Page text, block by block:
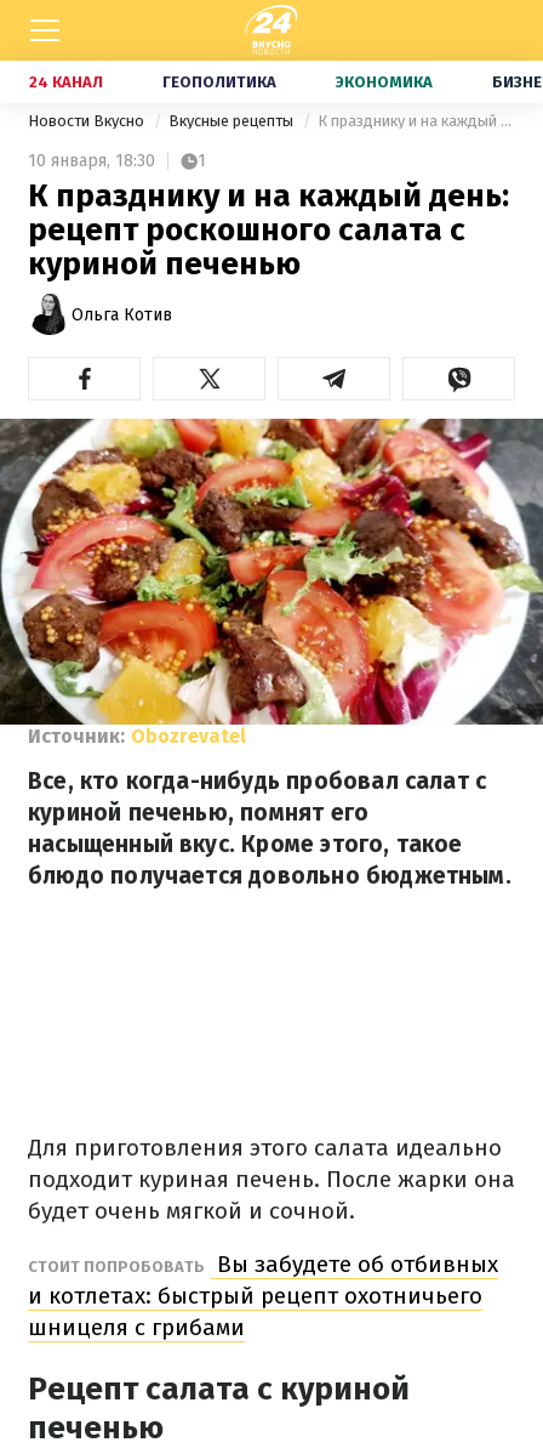
24 КАНАЛ ГЕОПОЛИТИКА ЭКОНОМИКА
Новости Вкусно Вкусные рецепты К празднику и на каждый день: рецепт роскошного салата с куриной печенью
10 января, 18:30 1
К празднику и на каждый день:
рецепт роскошного салата с
куриной печенью
Ольга Котив
Источник: Obozrevatel
Все, кто когда-нибудь пробовал салат с
куриной печенью, помнят его
насыщенный вкус. Кроме этого, такое
блюдо получается довольно бюджетным.
Для приготовления этого салата идеально
подходит куриная печень. После жарки она
будет очень мягкой и сочной.
СТОИТ ПОПРОБОВАТЬ
Вы забудете об отбивных
и котлетах: быстрый рецепт охотничьего
шницеля с грибами
Рецепт салата с куриной
печенью